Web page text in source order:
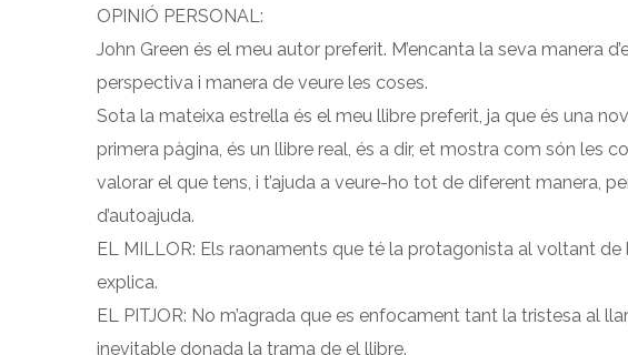
OPINIÓ PERSONAL:
John Green és el meu autor preferit. M’encanta la seva manera
perspectiva i manera de veure les coses.
Sota la mateixa estrella és el meu llibre preferit, ja que és una
primera pàgina, és un llibre real, és a dir, et mostra com són les
valorar el que tens, i t’ajuda a veure-ho tot de diferent manera,
d’autoajuda.
EL MILLOR: Els raonaments que té la protagonista al voltant
explica.
EL PITJOR: No m’agrada que es enfocament tant la tristesa al
inevitable donada la trama de el llibre.